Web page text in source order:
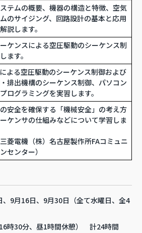
テムの概要、機器の構造と特徴、空気
のサイジング、回路設計の基本と応用
説します。
ケンスによる空圧駆動のシーケンス制
ます。
よる空圧駆動のシーケンス制御および
排出機構のシーケンス制御、パソコン
ログラミングを実習します。
安全を確保する「機械安全」の考え方
ケンサの仕組みなどについて学習しま
三菱電機（株）名古屋製作所FAコミュニ
センター）
9月16日、9月30日（全て水曜日、全4
時30分、昼1時間休憩） 計24時間